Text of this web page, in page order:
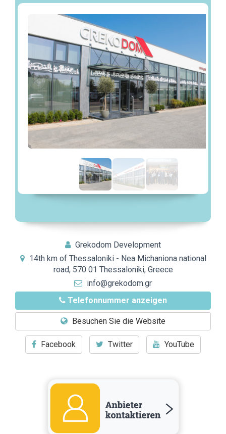
Grekodom Development
14th km of Thessaloniki - Nea Michaniona national
road, 570 01 Thessaloniki, Greece
info@grekodom.gr
Telefonnummer anzeigen
Besuchen Sie die Website
Facebook Twitter YouTube